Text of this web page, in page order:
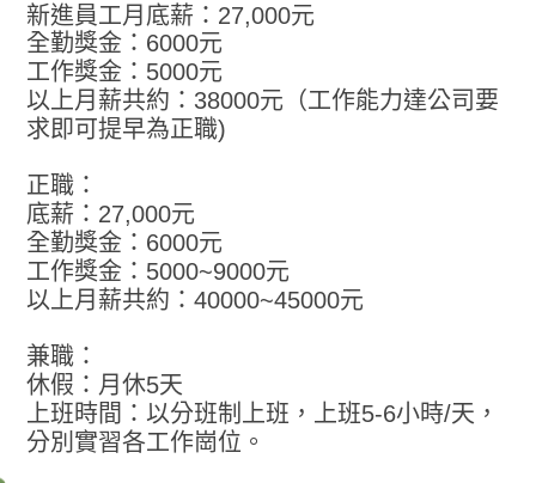
新進員工月底薪：27,000元
全勤獎金：6000元
工作獎金：5000元
以上月薪共約：38000元（工作能力達公司要
求即可提早為正職)
正職：
底薪：27,000元
全勤獎金：6000元
工作獎金：5000~9000元
以上月薪共約：40000~45000元
兼職：
休假：月休5天
上班時間：以分班制上班，上班5-6小時/天，
分別實習各工作崗位。